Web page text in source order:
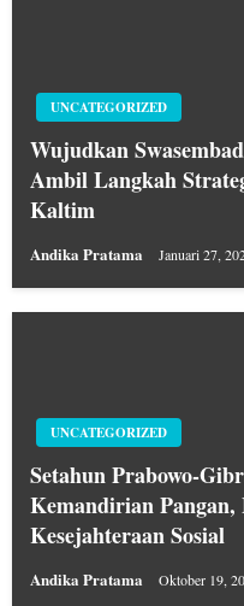
UNCATEGORIZED
Wujudkan
Ambil Langkah
Kaltim
Andika Pratama Januari 27,
UNCATEGORIZED
Setahun Prabowo-
Kemandirian Pangan,
Kesejahteraan Sosial
Andika Pratama Oktober 19,